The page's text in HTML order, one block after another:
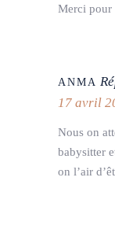
Merci pour
ANMA
17 avril
Nous on
babysitter
on l’air